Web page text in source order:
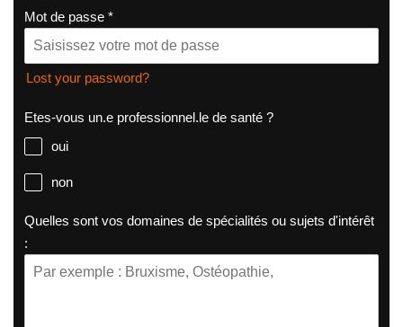
Mot de passe *
Lost your password?
Etes-vous un.e professionnel.le de santé ?
oui
non
Quelles sont vos domaines de spécialités ou sujets d'intérêt
: